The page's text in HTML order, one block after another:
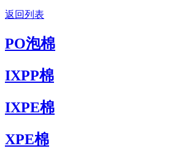
返回列表
PO泡棉
IXPP棉
IXPE棉
XPE棉